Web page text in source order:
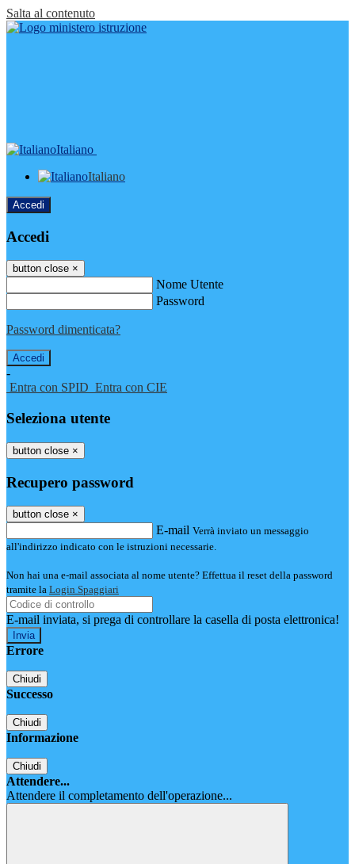
Salta al contenuto
Italiano
Italiano
Accedi
Accedi
button close ×
Nome Utente
Password
Password dimenticata?
-
Entra con SPID Entra con CIE
Seleziona utente
button close ×
Recupero password
button close ×
E-mail Verrà inviato un messaggio
all'indirizzo indicato con le istruzioni necessarie.
Non hai una e-mail associata al nome utente? Effettua il reset della password
tramite la Login Spaggiari
E-mail inviata, si prega di controllare la casella di posta elettronica!
Errore
Chiudi
Successo
Chiudi
Informazione
Chiudi
Attendere...
Attendere il completamento dell'operazione...